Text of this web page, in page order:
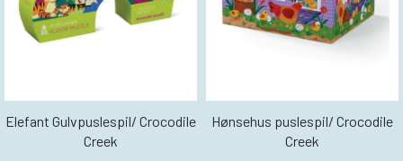
Elefant Gulvpuslespil/ Crocodile
Creek
Hønsehus puslespil/ Crocodile
Creek